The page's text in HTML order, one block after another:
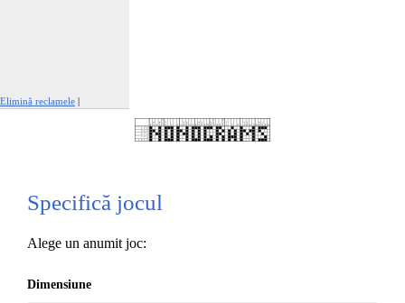
Elimină reclamele |
Specifică jocul
Alege un anumit joc:
Dimensiune